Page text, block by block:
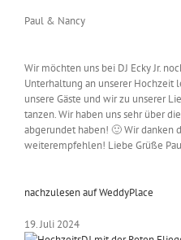
Paul & Nancy
Wir möchten uns bei DJ Ecky Jr.
Unterhaltung an unserer Hochzeit
unsere Gäste und wir zu unserer
tanzen. Wir haben uns sehr über
abgerundet haben! 🙂 Wir danken
weiterempfehlen! Liebe Grüße
nachzulesen auf WeddyPlace
19. Juli 2024